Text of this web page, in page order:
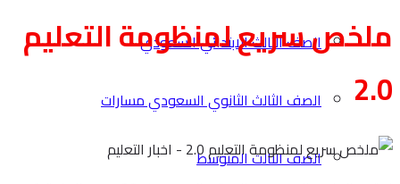
الصف الثالث الابتدائي السعودي
الصف الثالث الثانوي السعودي مسارات
الصف الثالث المتوسط
ملخص سريع لمنظومة التعليم
2.0